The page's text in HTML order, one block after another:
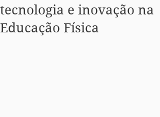
tecnologia e inovação na
Educação Física